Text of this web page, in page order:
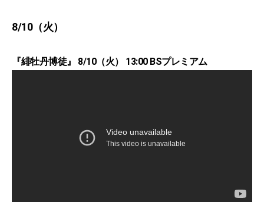
8/10（火）
『緋牡丹博徒』 8/10（火） 13:00 BSプレミアム